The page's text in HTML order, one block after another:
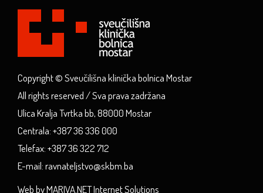
Copyright © Sveučilišna klinička bolnica Mostar
All rights reserved / Sva prava zadržana
Ulica Kralja Tvrtka bb, 88000 Mostar
Centrala: +387 36 336 000
Telefax: +387 36 322 712
E-mail: ravnateljstvo@skbm.ba
Web by MARIVA.NET Internet Solutions